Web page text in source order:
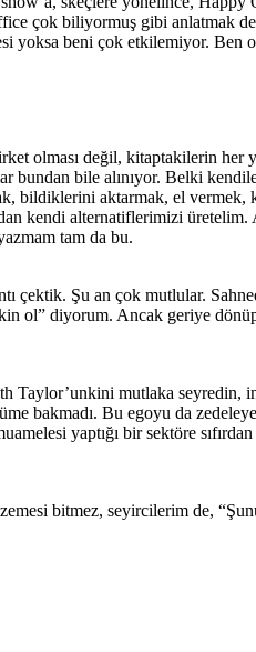
çok biliyormuş gibi anlatmak
yoksa beni çok etkilemiyor. Ben
olması değil, kitaptakilerin her
bundan bile alınıyor. Belki
bildiklerini aktarmak, el
kendi alternatiflerimizi
tam da bu.
çektik. Şu an çok mutlular.
ol” diyorum. Ancak geriye
Taylor’unkini mutlaka seyredin,
bakmadı. Bu egoyu da
yaptığı bir sektöre
bitmez, seyircilerim de,